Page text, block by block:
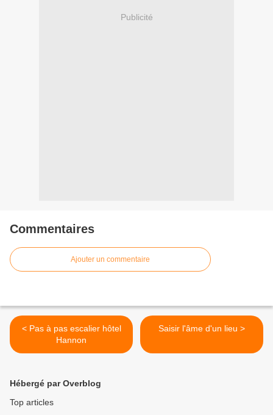
Publicité
Commentaires
Ajouter un commentaire
< Pas à pas escalier hôtel
Hannon
Saisir l'âme d'un lieu >
Hébergé par Overblog
Top articles